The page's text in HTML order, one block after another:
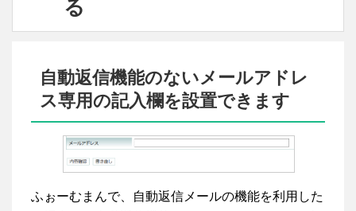
る
自動返信機能のないメールアドレ
ス専用の記入欄を設置できます
ふぉーむまんで、自動返信メールの機能を利用した